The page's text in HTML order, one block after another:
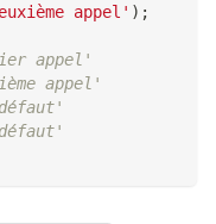
appel' ) ;
appel'
appel'